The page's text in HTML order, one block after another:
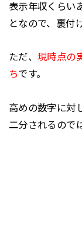
表示年収くらい
となので、裏付
ただ、現時点の
ちです。
高めの数字に対
二分されるので